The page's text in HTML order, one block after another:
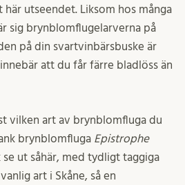
här utseendet. Liksom hos många
sig brynblomflugelarverna på
på din svartvinbärsbuske är
att du får färre bladlöss än
vilken art av brynblomfluga du
brynblomfluga Epistrophe
ut såhär, med tydligt taggiga
art i Skåne, så en